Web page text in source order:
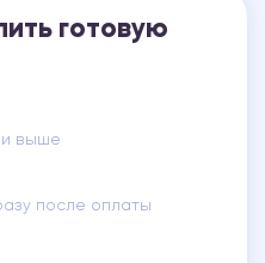
готовую
и выше
после оплаты